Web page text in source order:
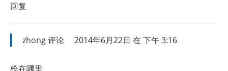
回复
zhong评论 2014年6月22日 在 下午 3:16
枪在哪里